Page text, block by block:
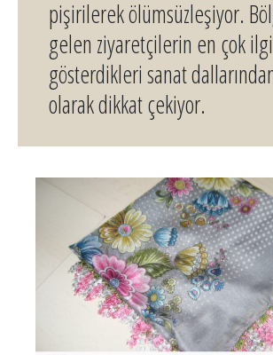
pişirilerek ölümsüzleşiyor.
gelen ziyaretçilerin en çok ilgi
gösterdikleri sanat
olarak dikkat çekiyor.